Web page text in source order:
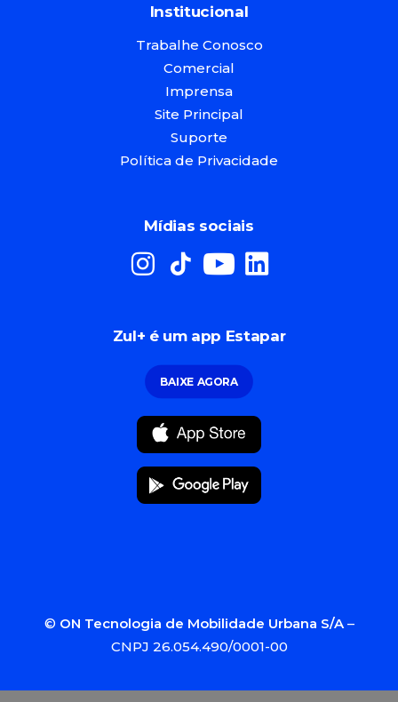
Institucional
Trabalhe Conosco
Comercial
Imprensa
Site Principal
Suporte
Política de Privacidade
Mídias sociais
Zul+ é um app Estapar
BAIXE AGORA
© ON Tecnologia de Mobilidade Urbana S/A–
CNPJ 26.054.490/0001-00